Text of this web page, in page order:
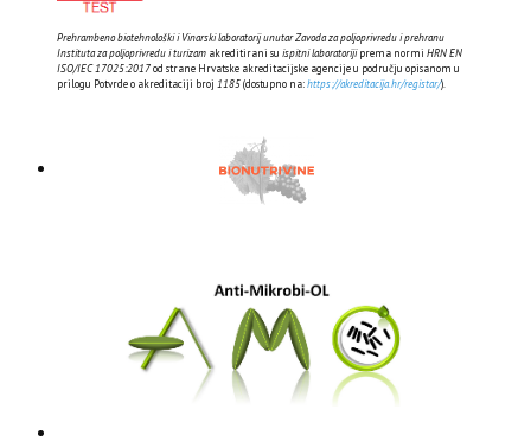
Prehrambeno biotehnološki i Vinarski laboratorij unutar Zavoda za poljoprivredu i prehranu
Instituta za poljoprivredu i turizam akreditirani su ispitni laboratorijiprema normi HRN EN
ISO/IEC 17025:2017od strane Hrvatske akreditacijske agencije u području opisanom u
prilogu Potvrde o akreditaciji broj 1185(dostupno na:https://akreditacija.hr/registar/).